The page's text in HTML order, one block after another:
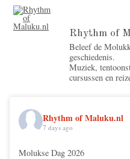
Rhythm of
Beleef de
geschiedenis.
Muziek,
cursussen en
Rhythm of Maluku.nl
7 days ago
Molukse Dag 2026